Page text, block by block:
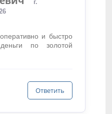
г.
и быстро
по золотой
Ответить